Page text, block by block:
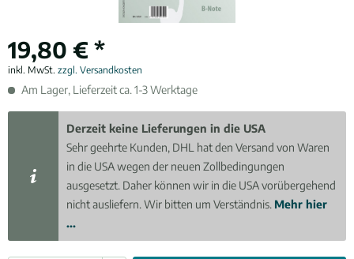
19,80 € *
inkl. MwSt. zzgl. Versandkosten
Am Lager, Lieferzeit ca. 1-3 Werktage
Derzeit keine Lieferungen in die USA
Sehr geehrte Kunden, DHL hat den Versand von Waren
in die USA wegen der neuen Zollbedingungen
ausgesetzt. Daher können wir in die USA vorübergehend
nicht ausliefern. Wir bitten um Verständnis. Mehr hier
...